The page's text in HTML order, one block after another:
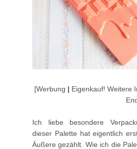
[Werbung | Eigenkauf! Weitere
Ich liebe besondere
dieser Palette hat eigentlich
Äußere gezählt. Wie ich die